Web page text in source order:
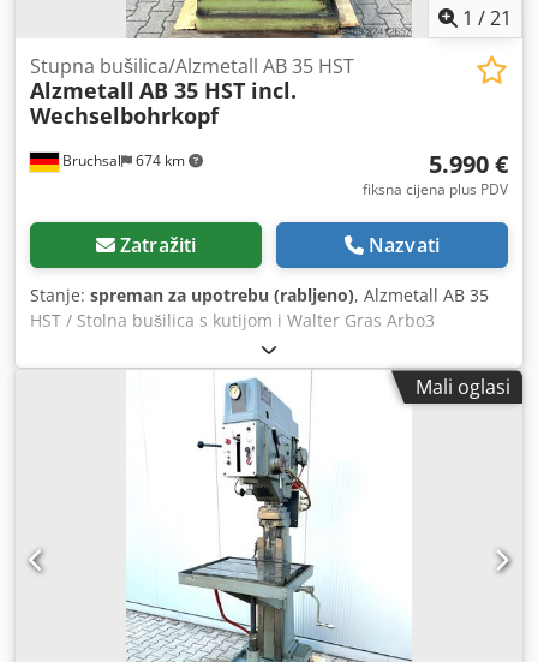
1 /21
Bruchsal 674 km
Stupna bušilica/Alzmetall AB 35 HST
Alzmetall AB 35 HST incl.
Wechselbohrkopf
5.990 €
fiksna cijena plus PDV
Zatražiti Nazvati
Stanje: spreman za upotrebu (rabljeno), Alzmetall AB 35
HST / Stolna bušilica s kutijom i Walter Gras Arbo3
izmjenjivačka glava -Kapacitet bušenja / čelik cca 40 mm -
Kapacitet bušenja / lijevano željezo cca 45 mm -Najveći
promjer navoja: M25 -Prihvat vretena: MK 4 -Hod vretena:
180 mm -Raspon brzine (BESKONAČNO PROMJENJIVO): 65 -
1750 o/min -Promjenjivi raspon brzine: 130-480 / 480-1750
o/min -Automatski pomak: 0,1-0,2-0,3 mm/okr. -Dubina
bušenja podesiva pomoću skale dubine -Indikator brzine -
Smjer okretanja: desno / lijevo -Okretna glava za bušenje s
alatom -Radna površina podesiva po visini pomoću ručice -
Sustav za hlađenje -Gumb za zaustavljanje u hitnim
slučajevima / isključivanje Credpjzn Unvefx Akasf -Radna
svjetiljka Dimenzije: D x Š x V 1 x 0,8 x 2,1 metar / Težina
cca 1200 kg Greške i pogreške u unosu podataka su
Mali oglasi